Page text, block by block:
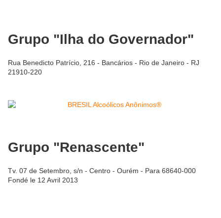
Grupo "Ilha do Governador"
Rua Benedicto Patrício, 216 - Bancários - Rio de Janeiro - RJ
21910-220
Grupo "Renascente"
Tv. 07 de Setembro, s/n - Centro - Ourém - Para 68640-000
Fondé le 12 Avril 2013